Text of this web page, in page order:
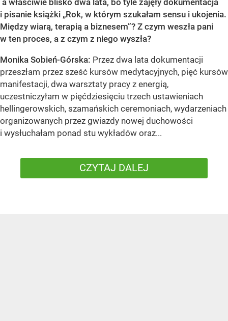
i pisanie książki „Rok, w którym szukałam sensu i ukojenia.
Między wiarą, terapią a biznesem”? Z czym weszła pani
w ten proces, a z czym z niego wyszła?
Monika Sobień-Górska: Przez dwa lata dokumentacji
przeszłam przez sześć kursów medytacyjnych, pięć kursów
manifestacji, dwa warsztaty pracy z energią,
uczestniczyłam w pięćdziesięciu trzech ustawieniach
hellingerowskich, szamańskich ceremoniach, wydarzeniach
organizowanych przez gwiazdy nowej duchowości
i wysłuchałam ponad stu wykładów oraz...
CZYTAJ DALEJ